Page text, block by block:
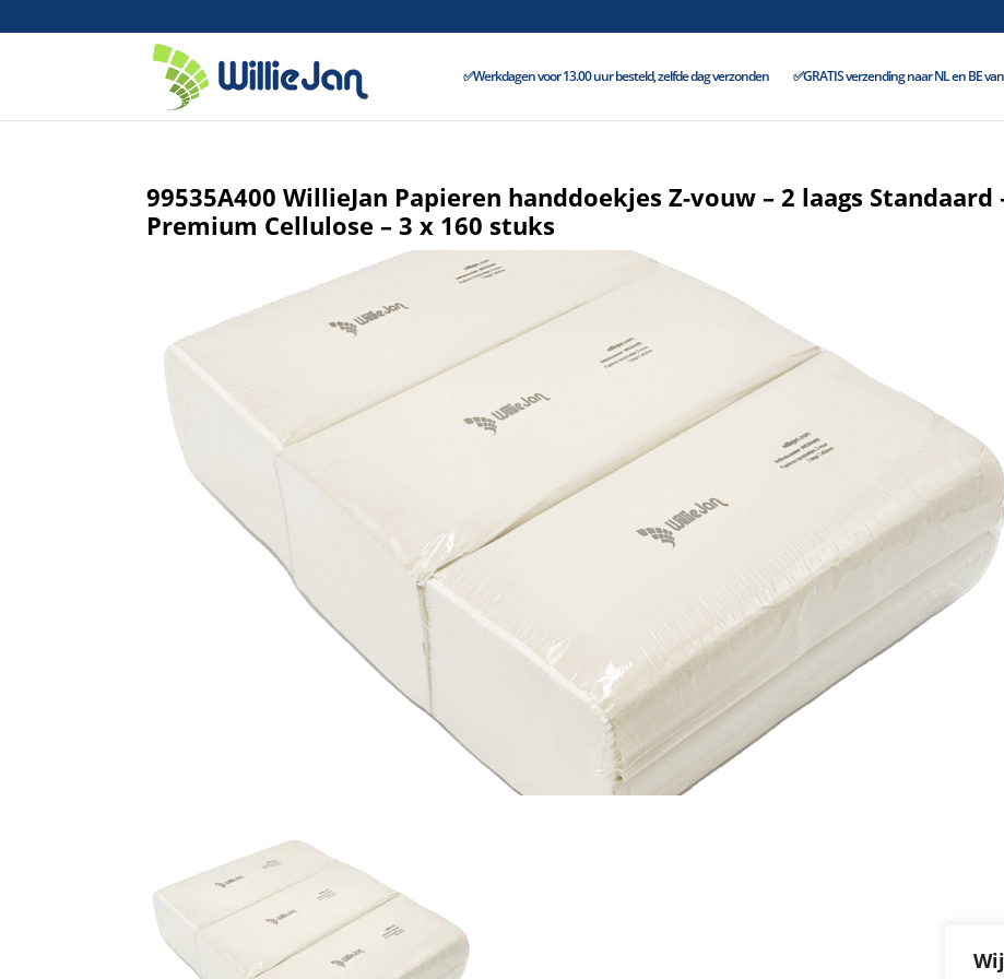
✅Werkdagen voor 13.00 uur besteld, zelfde dag verzonden ✅GRATIS verzending naar NL en BE
99535A400 WillieJan Papieren handdoekjes Z-vouw – 2 laags Standaard
Premium Cellulose – 3 x 160 stuks